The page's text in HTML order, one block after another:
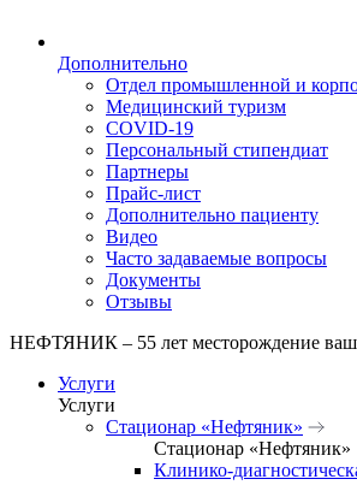
Дополнительно
Отдел промышленной и
Медицинский туризм
COVID-19
Персональный стипендиат
Партнеры
Прайс-лист
Дополнительно пациенту
Видео
Часто задаваемые вопросы
Документы
Отзывы
НЕФТЯНИК – 55 лет месторождение
Услуги
Услуги
Стационар «Нефтяник»
Стационар «Нефтяник»
Клинико-